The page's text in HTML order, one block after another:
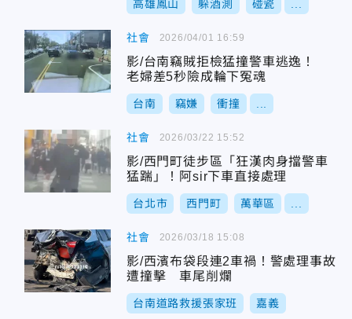
高雄鳳山 躲酒測 碰瓷
社會
影/台南竊賊拒檢猛撞警車逃逸！
老婦差5秒險成輪下冤魂
台南 竊嫌 衝撞
2026/04/01 16:59
社會
影/西門町徒步區「狂漢肉身擋警車
猛踹」！阿sir下車直接處理
台北市 西門町 萬華區
2026/03/22 15:52
社會
影/西濱布袋段連2車禍！警處理事故
遭撞擊 車尾削爛
台南道路救援張家班 嘉義
2026/03/18 15:08